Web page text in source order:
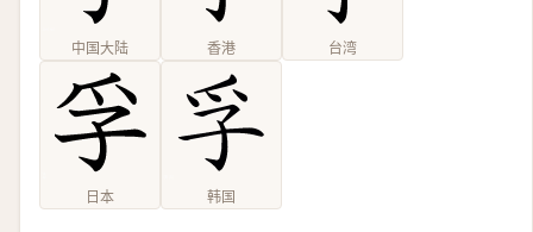
中国大陆 香港 台湾
日本 韩国